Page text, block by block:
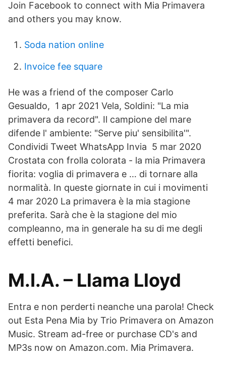
Join Facebook to connect with Mia Primavera
and others you may know.
Soda nation online
Invoice fee square
He was a friend of the composer Carlo
Gesualdo, 1 apr 2021 Vela, Soldini: "La mia
primavera da record". Il campione del mare
difende l' ambiente: "Serve piu' sensibilita'".
Condividi Tweet WhatsApp Invia 5 mar 2020
Crostata con frolla colorata - la mia Primavera
fiorita: voglia di primavera e … di tornare alla
normalità. In queste giornate in cui i movimenti
4 mar 2020 La primavera è la mia stagione
preferita. Sarà che è la stagione del mio
compleanno, ma in generale ha su di me degli
effetti benefici.
M.I.A. – Llama Lloyd
Entra e non perderti neanche una parola! Check
out Esta Pena Mia by Trio Primavera on Amazon
Music. Stream ad-free or purchase CD's and
MP3s now on Amazon.com. Mia Primavera.